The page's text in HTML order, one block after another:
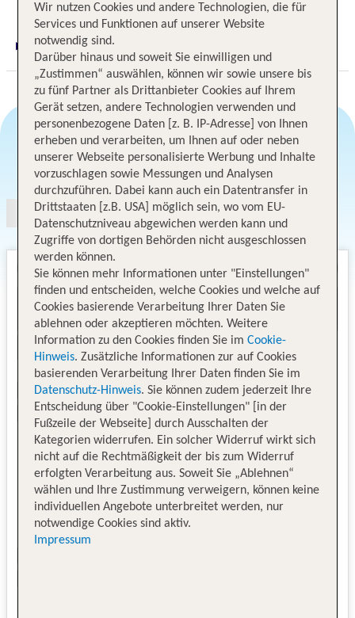
Digitaler und telefonischer 24/7 TUI Service
Angebotsauswahl
Wir nutzen Cookies und andere Technologien, die für
Services und Funktionen auf unserer Website
notwendig sind.
Darüber hinaus und soweit Sie einwilligen und
„Zustimmen“ auswählen, können wir sowie unsere bis
zu fünf Partner als Drittanbieter Cookies auf Ihrem
Gerät setzen, andere Technologien verwenden und
personenbezogene Daten [z. B. IP-Adresse] von Ihnen
erheben und verarbeiten, um Ihnen auf oder neben
unserer Webseite personalisierte Werbung und Inhalte
vorzuschlagen sowie Messungen und Analysen
durchzuführen. Dabei kann auch ein Datentransfer in
Drittstaaten [z.B. USA] möglich sein, wo vom EU-
Datenschutzniveau abgewichen werden kann und
Zugriffe von dortigen Behörden nicht ausgeschlossen
werden können.
Sie können mehr Informationen unter "Einstellungen"
finden und entscheiden, welche Cookies und welche auf
Cookies basierende Verarbeitung Ihrer Daten Sie
ablehnen oder akzeptieren möchten. Weitere
Information zu den Cookies finden Sie im Cookie-
Hinweis. Zusätzliche Informationen zur auf Cookies
basierenden Verarbeitung Ihrer Daten finden Sie im
Datenschutz-Hinweis. Sie können zudem jederzeit Ihre
Entscheidung über "Cookie-Einstellungen" [in der
Fußzeile der Webseite] durch Ausschalten der
Kategorien widerrufen. Ein solcher Widerruf wirkt sich
nicht auf die Rechtmäßigkeit der bis zum Widerruf
erfolgten Verarbeitung aus. Soweit Sie „Ablehnen“
wählen und Ihre Zustimmung verweigern, können keine
individuellen Angebote unterbreitet werden, nur
notwendige Cookies sind aktiv.
Impressum